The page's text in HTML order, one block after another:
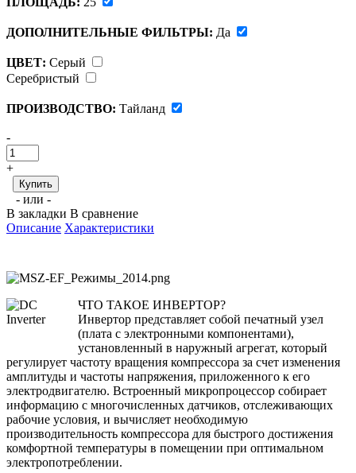
ДОПОЛНИТЕЛЬНЫЕ ФИЛЬТРЫ: Да
ЦВЕТ: Серый
Серебристый
ПРОИЗВОДСТВО: Тайланд
-
+
- или -
В закладки В сравнение
Описание Характеристики
ЧТО ТАКОЕ ИНВЕРТОР?
Инвертор представляет собой печатный узел
(плата с электронными компонентами),
установленный в наружный агрегат, который
регулирует частоту вращения компрессора за счет изменения
амплитуды и частоты напряжения, приложенного к его
электродвигателю. Встроенный микропроцессор собирает
информацию с многочисленных датчиков, отслеживающих
рабочие условия, и вычисляет необходимую
производительность компрессора для быстрого достижения
комфортной температуры в помещении при оптимальном
электропотреблении.